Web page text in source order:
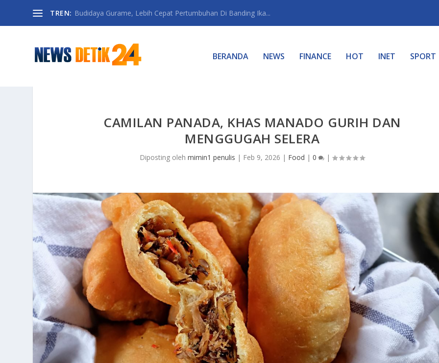
TREN: Budidaya Gurame, Lebih Cepat Pertumbuhan Di Banding Ika...
BERANDA NEWS FINANCE HOT INET SPORT
CAMILAN PANADA, KHAS MANADO GURIH DAN
MENGGUGAH SELERA
Diposting olehmimin1 penulis | Feb 9, 2026 | Food |0 |